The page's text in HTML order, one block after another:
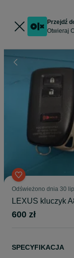
Przejdź
Otwieraj
Odświeżono dnia 30
LEXUS kluczyk
600 zł
SPECYFIKACJA